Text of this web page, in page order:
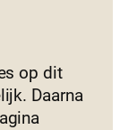
op dit
Daarna